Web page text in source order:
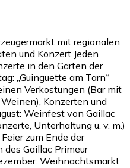
mit regionalen
und Konzert Jeden
in den Gärten der
„Guinguette am Tarn“
Verkostungen (Bar mit
Konzerten und
Weinfest von Gaillac
Unterhaltung u. v. m.)
zum Ende der
Gaillac Primeur
Weihnachtsmarkt